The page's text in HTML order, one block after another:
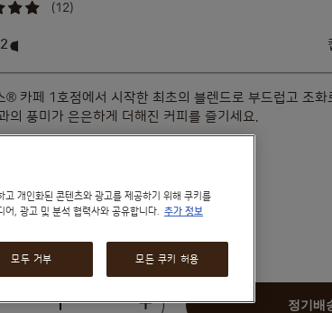
(12)
® 카페 1호점에서 시작한 최초의 블렌드로 부드럽고 조
의 풍미가 은은하게 더해진 커피를 즐기세요.
기 늘리기 정기배
개인화된 콘텐츠와 광고를 제공하기 위해 쿠키를
, 광고 및 분석 협력사와 공유합니다. 추가 정보
모두 거부 모든 쿠키 허용